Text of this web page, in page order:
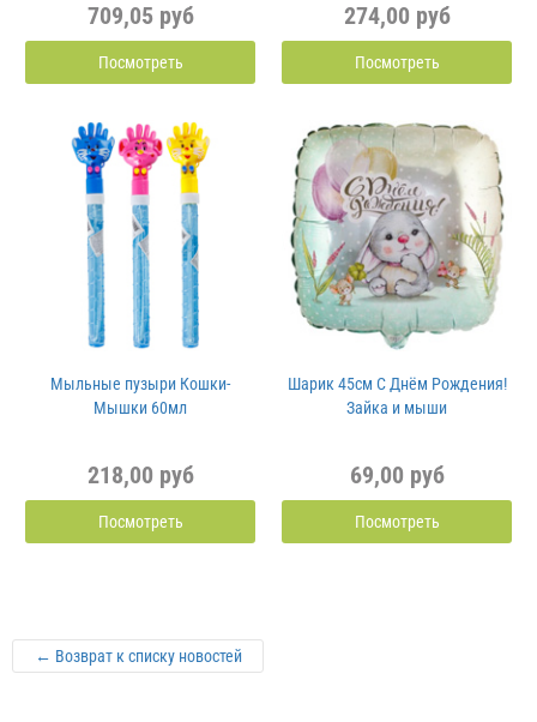
709,05 руб
Посмотреть
274,00 руб
Посмотреть
Мыльные пузыри Кошки-
Мышки 60мл
218,00 руб
Посмотреть
Шарик 45см С Днём Рождения!
Зайка и мыши
69,00 руб
Посмотреть
← Возврат к списку новостей